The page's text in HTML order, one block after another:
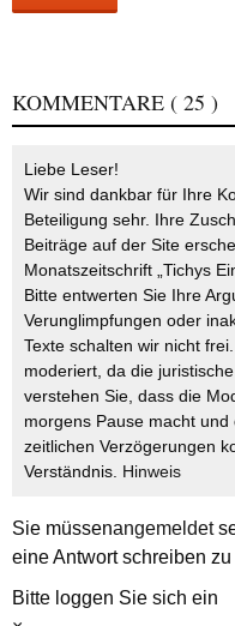
KOMMENTARE ( 25 )
Liebe Leser!
Wir sind dankbar für Ihre
Beteiligung sehr. Ihre
Beiträge auf der Site
Monatszeitschrift „Tichys
Bitte entwerten Sie Ihre
Verunglimpfungen oder
Texte schalten wir nicht
moderiert, da die
verstehen Sie, dass die
morgens Pause macht
zeitlichen Verzögerungen
Verständnis. Hinweis
Sie müssenangemeldet
eine Antwort schreiben
Bitte loggen Sie sich ein